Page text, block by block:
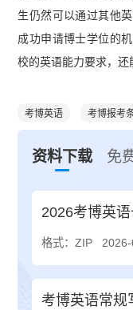
生仍然可以通过其他
成功申请博士学位的
校的英语能力要求，还
考博英语 考博报考
资料下载 免
2026考博英语
格式：ZIP
考博英语常规